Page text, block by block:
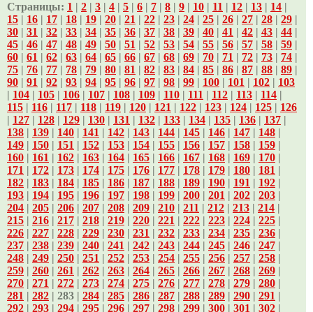
Страницы: 1 | 2 | 3 | 4 | 5 | 6 | 7 | 8 | 9 | 10 | 11 | 12 | 13 | 14 |
15 | 16 | 17 | 18 | 19 | 20 | 21 | 22 | 23 | 24 | 25 | 26 | 27 | 28 | 29 |
30 | 31 | 32 | 33 | 34 | 35 | 36 | 37 | 38 | 39 | 40 | 41 | 42 | 43 | 44 |
45 | 46 | 47 | 48 | 49 | 50 | 51 | 52 | 53 | 54 | 55 | 56 | 57 | 58 | 59 |
60 | 61 | 62 | 63 | 64 | 65 | 66 | 67 | 68 | 69 | 70 | 71 | 72 | 73 | 74 |
75 | 76 | 77 | 78 | 79 | 80 | 81 | 82 | 83 | 84 | 85 | 86 | 87 | 88 | 89 |
90 | 91 | 92 | 93 | 94 | 95 | 96 | 97 | 98 | 99 | 100 | 101 | 102 | 103
| 104 | 105 | 106 | 107 | 108 | 109 | 110 | 111 | 112 | 113 | 114 |
115 | 116 | 117 | 118 | 119 | 120 | 121 | 122 | 123 | 124 | 125 | 126
| 127 | 128 | 129 | 130 | 131 | 132 | 133 | 134 | 135 | 136 | 137 |
138 | 139 | 140 | 141 | 142 | 143 | 144 | 145 | 146 | 147 | 148 |
149 | 150 | 151 | 152 | 153 | 154 | 155 | 156 | 157 | 158 | 159 |
160 | 161 | 162 | 163 | 164 | 165 | 166 | 167 | 168 | 169 | 170 |
171 | 172 | 173 | 174 | 175 | 176 | 177 | 178 | 179 | 180 | 181 |
182 | 183 | 184 | 185 | 186 | 187 | 188 | 189 | 190 | 191 | 192 |
193 | 194 | 195 | 196 | 197 | 198 | 199 | 200 | 201 | 202 | 203 |
204 | 205 | 206 | 207 | 208 | 209 | 210 | 211 | 212 | 213 | 214 |
215 | 216 | 217 | 218 | 219 | 220 | 221 | 222 | 223 | 224 | 225 |
226 | 227 | 228 | 229 | 230 | 231 | 232 | 233 | 234 | 235 | 236 |
237 | 238 | 239 | 240 | 241 | 242 | 243 | 244 | 245 | 246 | 247 |
248 | 249 | 250 | 251 | 252 | 253 | 254 | 255 | 256 | 257 | 258 |
259 | 260 | 261 | 262 | 263 | 264 | 265 | 266 | 267 | 268 | 269 |
270 | 271 | 272 | 273 | 274 | 275 | 276 | 277 | 278 | 279 | 280 |
281 | 282 | 283 | 284 | 285 | 286 | 287 | 288 | 289 | 290 | 291 |
292 | 293 | 294 | 295 | 296 | 297 | 298 | 299 | 300 | 301 | 302 |